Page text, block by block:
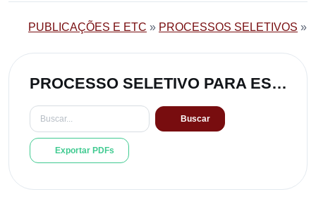
PUBLICAÇÕES E ETC » PROCESSOS SELETIVOS »
PROCESSO SELETIVO PARA ESCOLHA DE DIRETOR ESCOLAR 001/2023
Buscar
Exportar PDFs